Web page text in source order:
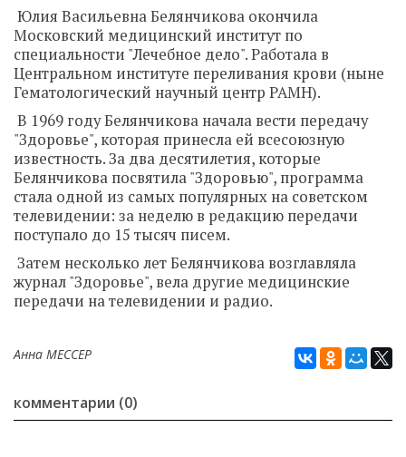
Юлия Васильевна Белянчикова окончила
Московский медицинский институт по
специальности "Лечебное дело". Работала в
Центральном институте переливания крови (ныне
Гематологический научный центр РАМН).
В 1969 году Белянчикова начала вести передачу
"Здоровье", которая принесла ей всесоюзную
известность. За два десятилетия, которые
Белянчикова посвятила "Здоровью", программа
стала одной из самых популярных на советском
телевидении: за неделю в редакцию передачи
поступало до 15 тысяч писем.
Затем несколько лет Белянчикова возглавляла
журнал "Здоровье", вела другие медицинские
передачи на телевидении и радио.
Анна МЕССЕР
комментарии (0)